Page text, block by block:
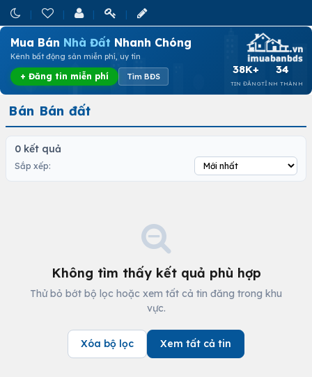
Mua Bán Nhà Đất Nhanh Chóng
Kênh bất động sản miễn phí, uy tín
+ Đăng tin miễn phí Tìm BĐS
38K+
TIN ĐĂNG
34
TỈNH THÀNH
Bán Bán đất
0 kết quả
Sắp xếp:
Không tìm thấy kết quả phù hợp
Thử bỏ bớt bộ lọc hoặc xem tất cả tin đăng trong khu
vực.
Xóa bộ lọc Xem tất cả tin